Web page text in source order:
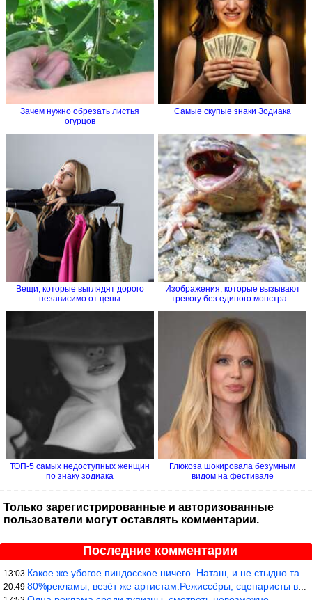
Зачем нужно обрезать листья
огурцов
Самые скупые знаки Зодиака
Вещи, которые выглядят дорого
независимо от цены
Изображения, которые вызывают
тревогу без единого монстра...
ТОП-5 самых недоступных женщин
по знаку зодиака
Глюкоза шокировала безумным
видом на фестивале
Только зарегистрированные и авторизованные
пользователи могут оставлять комментарии.
Последние комментарии
13:03 Какое же убогое пиндосское ничего. Наташ, и не стыдно такую фигн
20:49 80%рекламы, везёт же артистам.Режиссёры, сценаристы вы где или к